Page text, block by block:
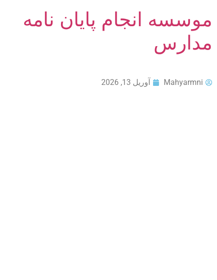
موسسه انجام پایان نامه
مدارس
Mahyarmni آوریل 13, 2026